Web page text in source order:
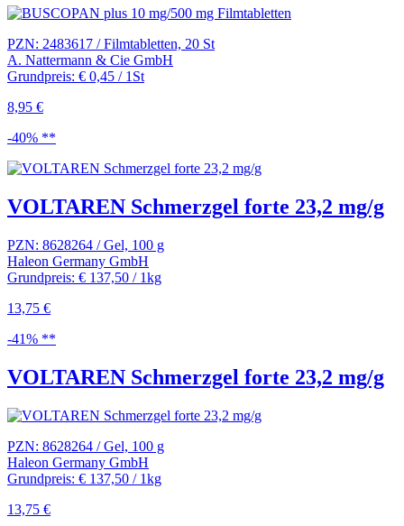
PZN: 2483617 / Filmtabletten, 20 St
A. Nattermann & Cie GmbH
Grundpreis: € 0,45 / 1St
8,95 €
-40% **
VOLTAREN Schmerzgel forte 23,2 mg/g
PZN: 8628264 / Gel, 100 g
Haleon Germany GmbH
Grundpreis: € 137,50 / 1kg
13,75 €
-41% **
VOLTAREN Schmerzgel forte 23,2 mg/g
PZN: 8628264 / Gel, 100 g
Haleon Germany GmbH
Grundpreis: € 137,50 / 1kg
13,75 €